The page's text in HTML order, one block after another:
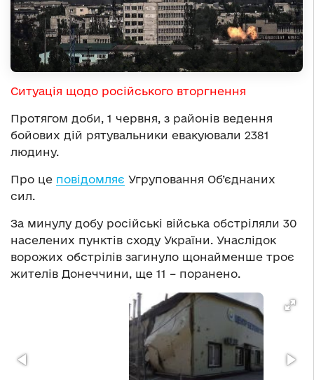
Ситуація щодо російського вторгнення
Протягом доби, 1 червня, з районів ведення
бойових дій рятувальники евакуювали 2381
людину.
Про це повідомляє Угруповання Об’єднаних
сил.
За минулу добу російські війська обстріляли 30
населених пунктів сходу України. Унаслідок
ворожих обстрілів загинуло щонайменше троє
жителів Донеччини, ще 11 – поранено.